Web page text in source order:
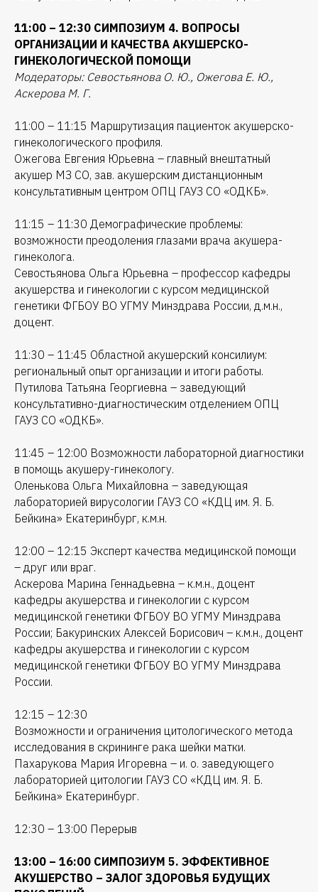
11:00 – 12:30 СИМПОЗИУМ 4. ВОПРОСЫ
ОРГАНИЗАЦИИ И КАЧЕСТВА АКУШЕРСКО-
ГИНЕКОЛОГИЧЕСКОЙ ПОМОЩИ
Модераторы: Севостьянова О. Ю., Ожегова Е. Ю.,
Аскерова М. Г.
11:00 – 11:15 Маршрутизация пациенток акушерско-
гинекологического профиля.
Ожегова Евгения Юрьевна – главный внештатный
акушер МЗ СО, зав. акушерским дистанционным
консультативным центром ОПЦ ГАУЗ СО «ОДКБ».
11:15 – 11:30 Демографические проблемы:
возможности преодоления глазами врача акушера-
гинеколога.
Севостьянова Ольга Юрьевна – профессор кафедры
акушерства и гинекологии с курсом медицинской
генетики ФГБОУ ВО УГМУ Минздрава России, д.м.н.,
доцент.
11:30 – 11:45 Областной акушерский консилиум:
региональный опыт организации и итоги работы.
Путилова Татьяна Георгиевна – заведующий
консультативно-диагностическим отделением ОПЦ
ГАУЗ СО «ОДКБ».
11:45 – 12:00 Возможности лабораторной диагностики
в помощь акушеру-гинекологу.
Оленькова Ольга Михайловна – заведующая
лабораторией вирусологии ГАУЗ СО «КДЦ им. Я. Б.
Бейкина» Екатеринбург, к.м.н.
12:00 – 12:15 Эксперт качества медицинской помощи
– друг или враг.
Аскерова Марина Геннадьевна – к.м.н., доцент
кафедры акушерства и гинекологии с курсом
медицинской генетики ФГБОУ ВО УГМУ Минздрава
России; Бакуринских Алексей Борисович – к.м.н., доцент
кафедры акушерства и гинекологии с курсом
медицинской генетики ФГБОУ ВО УГМУ Минздрава
России.
12:15 – 12:30
Возможности и ограничения цитологического метода
исследования в скрининге рака шейки матки.
Пахарукова Мария Игоревна – и. о. заведующего
лабораторией цитологии ГАУЗ СО «КДЦ им. Я. Б.
Бейкина» Екатеринбург.
12:30 – 13:00 Перерыв
13:00 – 16:00 СИМПОЗИУМ 5. ЭФФЕКТИВНОЕ
АКУШЕРСТВО – ЗАЛОГ ЗДОРОВЬЯ БУДУЩИХ